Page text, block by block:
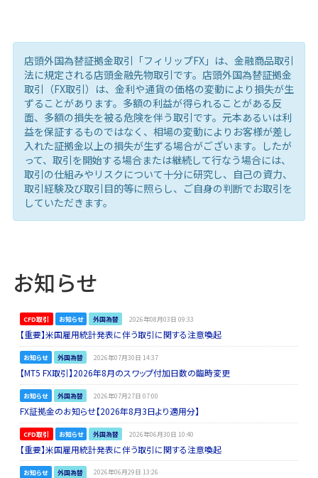
店頭外国為替証拠金取引「フィリップFX」は、金融商品取引
法に規定される店頭金融先物取引です。店頭外国為替証拠金
取引（FX取引）は、金利や通貨の価格の変動により損失が生
ずることがあります。多額の利益が得られることがある反
面、多額の損失を被る危険を伴う取引です。元本あるいは利
益を保証するものではなく、相場の変動によりお客様が差し
入れた証拠金以上の損失が生ずる場合がございます。したが
って、取引を開始する場合または継続して行なう場合には、
取引の仕組みやリスクについて十分に研究し、自己の資力、
取引経験及び取引目的等に照らし、ご自身の判断でお取引を
していただきます。
お知らせ
CFD取引 お知らせ 外国為替 2026年08月03日 09:33
【重要】米国雇用統計発表に伴う取引に関する注意喚起
お知らせ 外国為替 2026年07月30日 14:37
【MT5 FX取引】2026年8月のスワップ付加日数の臨時変更
お知らせ 外国為替 2026年07月27日 07:00
FX証拠金のお知らせ【2026年8月3日より適用分】
CFD取引 お知らせ 外国為替 2026年06月30日 10:40
【重要】米国雇用統計発表に伴う取引に関する注意喚起
お知らせ 外国為替 2026年06月29日 13:26